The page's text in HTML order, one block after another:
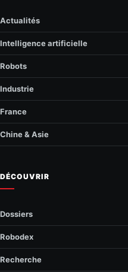
Actualités
Intelligence artificielle
Robots
Industrie
France
Chine & Asie
DÉCOUVRIR
Dossiers
Robodex
Recherche